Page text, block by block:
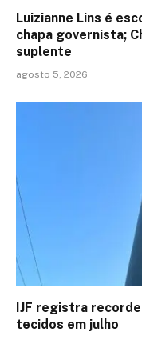
Luizianne Lins é
chapa governista;
suplente
agosto 5, 2026
IJF registra
tecidos em julho